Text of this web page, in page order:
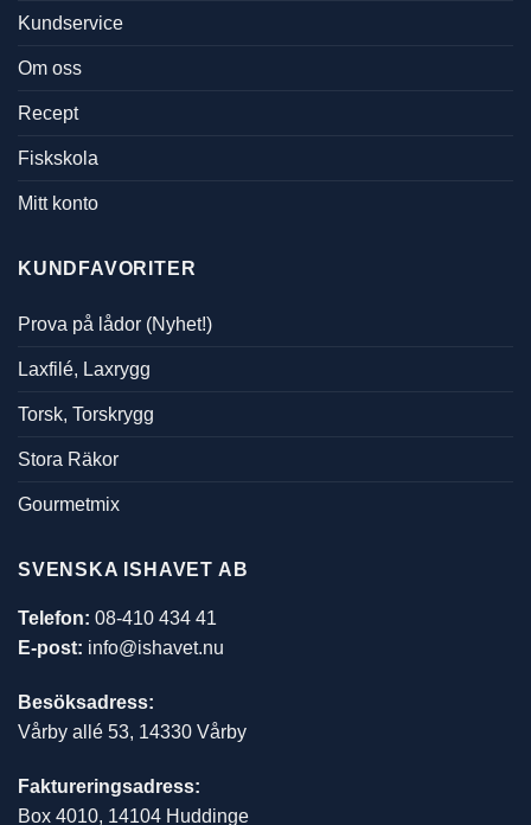
Kundservice
Om oss
Recept
Fiskskola
Mitt konto
KUNDFAVORITER
Prova på lådor (Nyhet!)
Laxfilé, Laxrygg
Torsk, Torskrygg
Stora Räkor
Gourmetmix
SVENSKA ISHAVET AB
Telefon: 08-410 434 41
E-post: info@ishavet.nu
Besöksadress:
Vårby allé 53, 14330 Vårby
Faktureringsadress:
Box 4010, 14104 Huddinge